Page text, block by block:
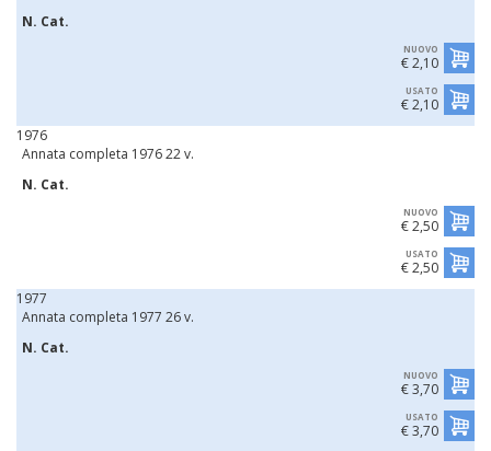
N. Cat.
NUOVO
€ 2,10
USATO
€ 2,10
1976
Annata completa 1976 22 v.
N. Cat.
NUOVO
€ 2,50
USATO
€ 2,50
1977
Annata completa 1977 26 v.
N. Cat.
NUOVO
€ 3,70
USATO
€ 3,70